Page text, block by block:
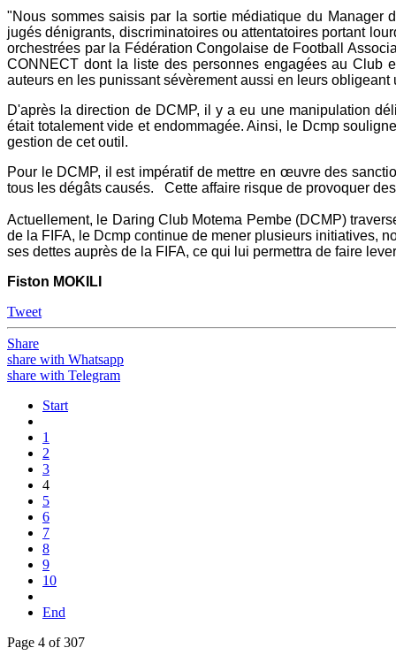
"Nous sommes saisis par la sortie médiatique du Manager
jugés dénigrants, discriminatoires ou attentatoires portant
orchestrées par la Fédération Congolaise de Football
CONNECT dont la liste des personnes engagées au Club
auteurs en les punissant sévèrement aussi en leurs
D'après la direction de DCMP, il y a eu une manipulation
était totalement vide et endommagée. Ainsi, le Dcmp
gestion de cet outil.
Pour le DCMP, il est impératif de mettre en œuvre des
tous les dégâts causés. Cette affaire risque de provoquer
Actuellement, le Daring Club Motema Pembe (DCMP)
de la FIFA, le Dcmp continue de mener plusieurs initiatives,
ses dettes auprès de la FIFA, ce qui lui permettra de faire
Fiston MOKILI
Tweet
Share
share with Whatsapp
share with Telegram
Start
1
2
3
4
5
6
7
8
9
10
End
Page 4 of 307